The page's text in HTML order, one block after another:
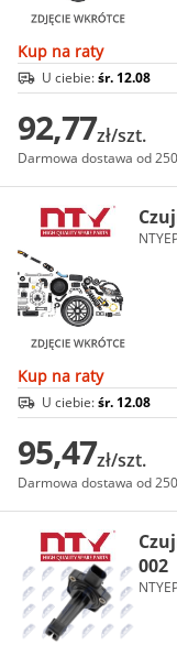
Kup na raty
U ciebie:śr. 12.08
92,77zł/szt.
Darmowa dostawa od 250
Kup na raty
U ciebie:śr. 12.08
95,47zł/szt.
Darmowa dostawa od 250
002